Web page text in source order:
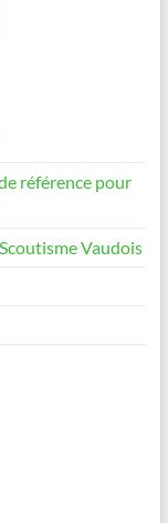
référence pour
Vaudois